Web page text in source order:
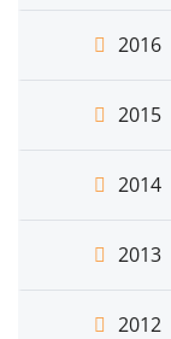
2016
2015
2014
2013
2012